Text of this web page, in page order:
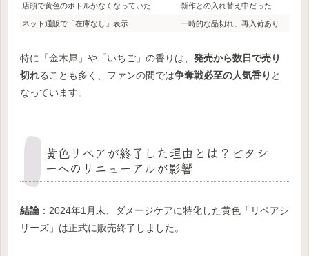
店頭で黄色のボトルがなくなっていた 新作との入れ替え中だった
ネット通販で「在庫なし」表示 一時的な品切れ。再入荷あり
特に「金木犀」や「いちご」の香りは、 発売から数日で売り
切れることも多く、ファンの間では争奪戦必至の人気香り と
なっています。
黄色リペアが終了した理由とは？ビタシ
ーへのリニューアルが影響
結論 ：2024年1月末、ダメージケアに特化した黄色「リペアシ
リーズ」は正式に販売終了しました。